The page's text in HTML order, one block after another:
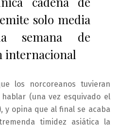
solo media
semana de
internacional
los norcoreanos tuvieran
(una vez esquivado el
y opina que al final se acaba
timidez asiática la